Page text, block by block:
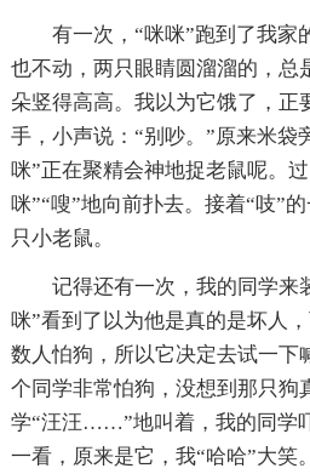
有一次，“咪咪”跑到了我家
也不动，两只眼睛圆溜溜的，总
朵竖得高高。我以为它饿了，正
手，小声说：“别吵。”原来米袋
咪”正在聚精会神地捉老鼠呢。
咪”“嗖”地向前扑去。接着“吱”
只小老鼠。
记得还有一次，我的同学来
咪”看到了以为他是真的是坏人
数人怕狗，所以它决定去试一下
个同学非常怕狗，没想到那只狗
学“汪汪……”地叫着，我的同学
一看，原来是它，我“哈哈”大笑